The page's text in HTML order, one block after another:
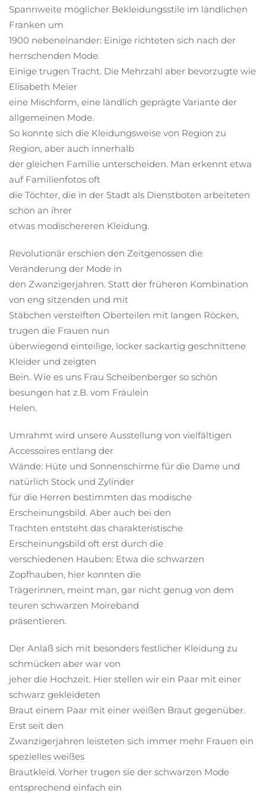
Spannweite möglicher Bekleidungsstile im ländlichen
Franken um
1900 nebeneinander: Einige richteten sich nach der
herrschenden Mode.
Einige trugen Tracht. Die Mehrzahl aber bevorzugte wie
Elisabeth Meier
eine Mischform, eine ländlich geprägte Variante der
allgemeinen Mode.
So konnte sich die Kleidungsweise von Region zu
Region, aber auch innerhalb
der gleichen Familie unterscheiden. Man erkennt etwa
auf Familienfotos oft
die Töchter, die in der Stadt als Dienstboten arbeiteten
schon an ihrer
etwas modischereren Kleidung.
Revolutionär erschien den Zeitgenossen die
Veränderung der Mode in
den Zwanzigerjahren. Statt der früheren Kombination
von eng sitzenden und mit
Stäbchen versteiften Oberteilen mit langen Röcken,
trugen die Frauen nun
überwiegend einteilige, locker sackartig geschnittene
Kleider und zeigten
Bein. Wie es uns Frau Scheibenberger so schön
besungen hat z.B. vom Fräulein
Helen.
Umrahmt wird unsere Ausstellung von vielfältigen
Accessoires entlang der
Wände: Hüte und Sonnenschirme für die Dame und
natürlich Stock und Zylinder
für die Herren bestimmten das modische
Erscheinungsbild. Aber auch bei den
Trachten entsteht das charakteristische
Erscheinungsbild oft erst durch die
verschiedenen Hauben: Etwa die schwarzen
Zopfhauben, hier konnten die
Trägerinnen, meint man, gar nicht genug von dem
teuren schwarzen Moireband
präsentieren.
Der Anlaß sich mit besonders festlicher Kleidung zu
schmücken aber war von
jeher die Hochzeit. Hier stellen wir ein Paar mit einer
schwarz gekleideten
Braut einem Paar mit einer weißen Braut gegenüber.
Erst seit den
Zwanzigerjahren leisteten sich immer mehr Frauen ein
spezielles weißes
Brautkleid. Vorher trugen sie der schwarzen Mode
entsprechend einfach ein